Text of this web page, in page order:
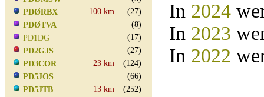
PDØRBX
100 km
(27)
PDØTVA
(8)
PD1DG
(17)
PD2GJS
(27)
PD3COR
23 km
(124)
PD5JOS
(66)
PD5JTB
13 km
(252)
In 2024
In 2023
In 2022